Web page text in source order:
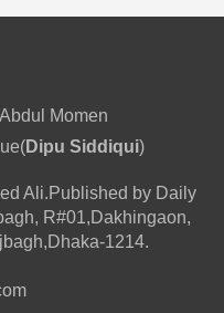
Momen
Dipu Siddiqui)
Ali.Published by Daily
R#01,Dakhingaon,
1214.